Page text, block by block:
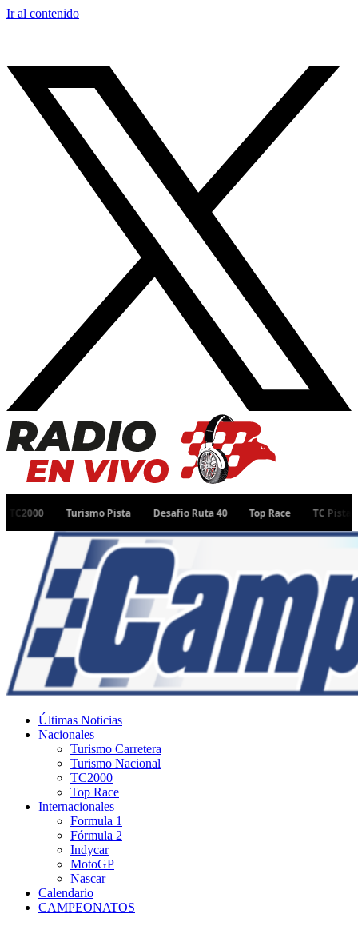
Ir al contenido
Turismo Pista Desafío Ruta 40 Top Race TC Pista TC Pick
Últimas Noticias
Nacionales
Turismo Carretera
Turismo Nacional
TC2000
Top Race
Internacionales
Formula 1
Fórmula 2
Indycar
MotoGP
Nascar
Calendario
CAMPEONATOS